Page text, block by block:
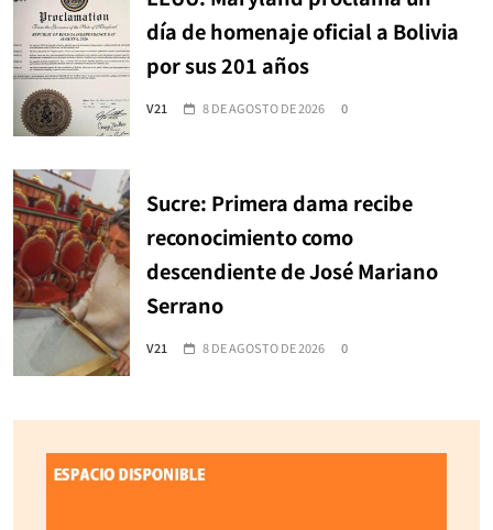
día de homenaje oficial a Bolivia
por sus 201 años
V21 8 DE AGOSTO DE 2026 0
Sucre: Primera dama recibe
reconocimiento como
descendiente de José Mariano
Serrano
V21 8 DE AGOSTO DE 2026 0